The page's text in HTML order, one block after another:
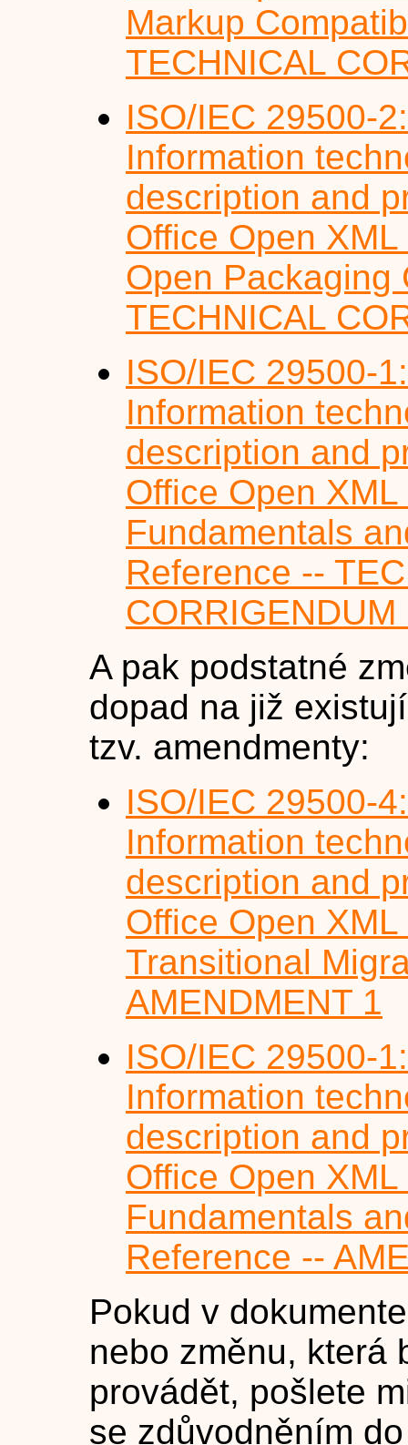
Markup
TECHNICAL
ISO/IEC 29500-
Information
description and
Office Open
Open Packaging
TECHNICAL
ISO/IEC 29500-
Information
description and
Office Open
Fundamentals
Reference --
CORRIGENDUM
A pak podstatné
dopad na již
tzv. amendmenty:
ISO/IEC 29500-
Information
description and
Office Open
Transitional
AMENDMENT 1
ISO/IEC 29500-
Information
description and
Office Open
Fundamentals
Reference --
Pokud v
nebo změnu, která
provádět, pošlete
se zdůvodněním